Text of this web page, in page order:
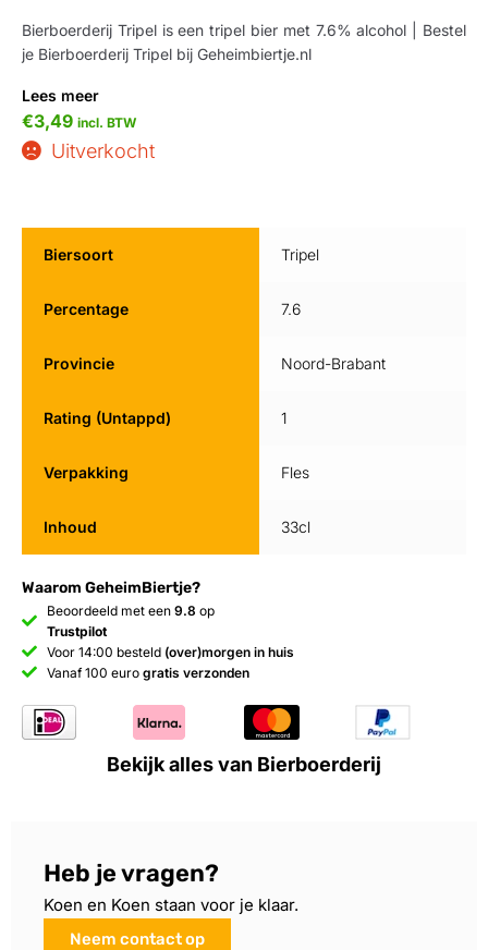
Bierboerderij Tripel is een tripel bier met 7.6% alcohol | Bestel
je Bierboerderij Tripel bij Geheimbiertje.nl
Lees meer
€3,49 incl. BTW
Uitverkocht
Waarom GeheimBiertje?
Beoordeeld met een 9.8 op
Trustpilot
Voor 14:00 besteld (over)morgen in huis
Vanaf 100 euro gratis verzonden
Biersoort Tripel
Percentage 7.6
Provincie Noord-Brabant
Rating (Untappd) 1
Verpakking Fles
Inhoud 33cl
Bekijk alles van Bierboerderij
Heb je vragen?
Koen en Koen staan voor je klaar.
Neem contact op